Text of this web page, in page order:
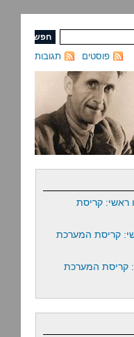
תגובות פוסטים
ראשי: קריסת
קריסת המערכת
קריסת המערכת